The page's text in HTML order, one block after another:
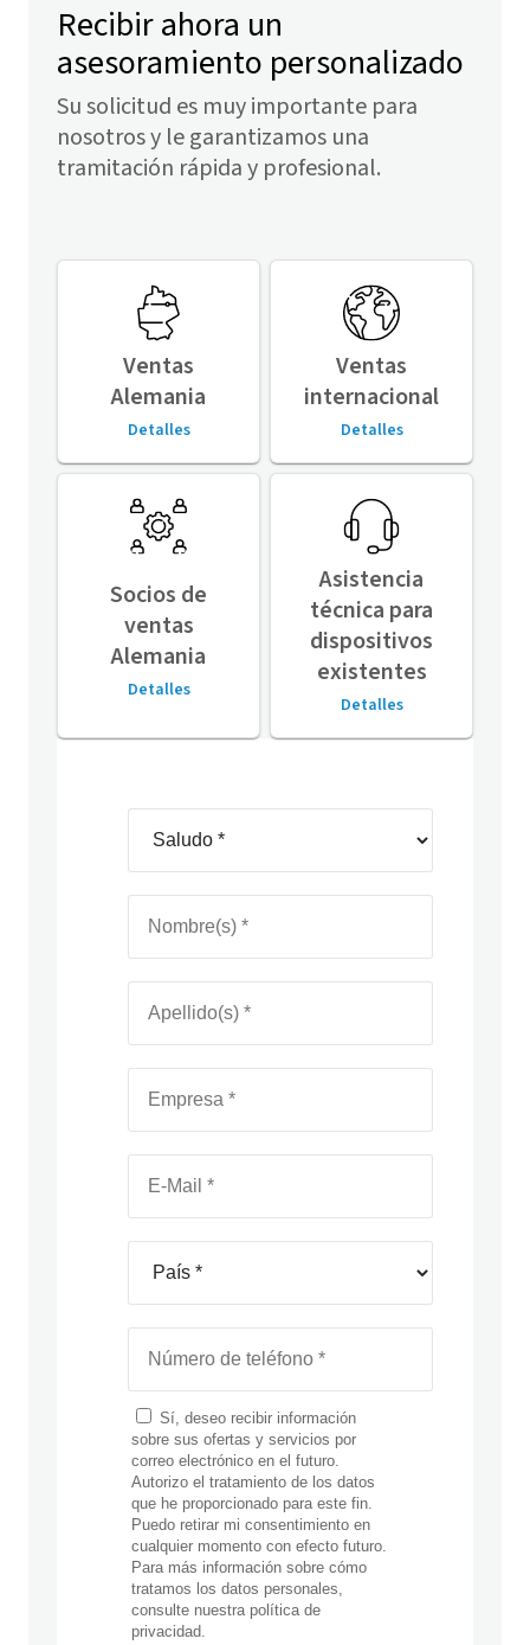
Recibir ahora un
asesoramiento personalizado
Su solicitud es muy importante para
nosotros y le garantizamos una
tramitación rápida y profesional.
Ventas
Alemania
Detalles
Ventas
internacional
Detalles
Socios de
ventas
Alemania
Detalles
Asistencia
técnica para
dispositivos
existentes
Detalles